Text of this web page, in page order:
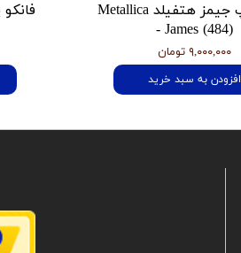
فانکو پاپ جیمز هتفیلد Metallica
- James (484)
۹,۰۰۰,۰۰۰ تومان
افزودن به سبد خرید